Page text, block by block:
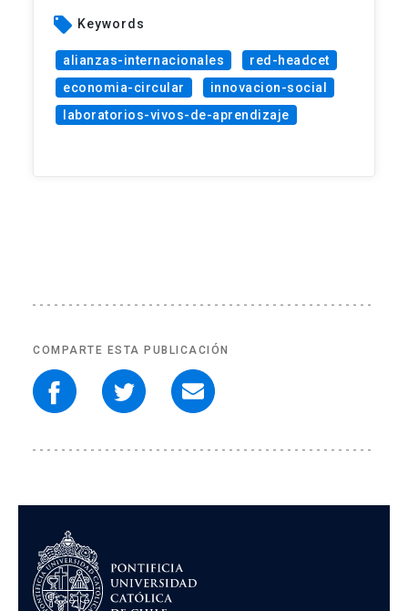
local_offer Keywords
alianzas-internacionales
red-headcet
economia-circular
innovacion-social
laboratorios-vivos-de-aprendizaje
COMPARTE ESTA PUBLICACIÓN